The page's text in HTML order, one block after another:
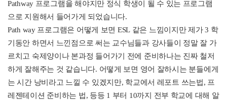
Pathway 프로그램을 해야지만 정식 학생이 될 수 있는 프로그램
으로 지원해서 들어가게 되었습니다.
Path way 프로그램은 어떻게 보면 ESL 같은 느낌이지만 제가3 학
기동안 하면서 느낀점으로 써는 교수님들과 강사들이 정말 잘 가
르치고 숙제양이나 본과정 들어가기 전에 준비하나는 진짜 철저
하게 잘해주는 것 같습니다. 어떻게 보면 영어 잘하시는 분들에게
는 시간 낭비라고 느낄 수 있겠지만, 학교에서 레포트 쓰는법, 프
레젠테이션 준비하는 법, 등등 1 부터 10까지 전부 학교에 대해 알